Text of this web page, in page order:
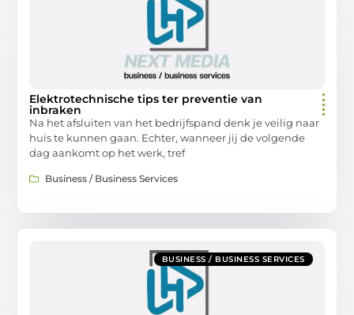
Elektrotechnische tips ter preventie van
inbraken
Na het afsluiten van het bedrijfspand denk je veilig naar
huis te kunnen gaan. Echter, wanneer jij de volgende
dag aankomt op het werk, tref
Business / Business Services
BUSINESS / BUSINESS SERVICES